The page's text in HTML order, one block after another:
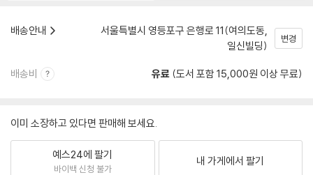
배송안내
서울특별시 영등포구 은행로 11(여의도동,
일신빌딩)
변경
배송비 유료 (도서 포함 15,000원 이상 무료)
이미 소장하고 있다면 판매해 보세요.
예스24에 팔기
바이백 신청 불가
내 가게에서 팔기